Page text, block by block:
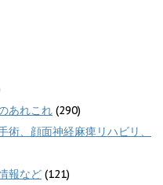
あれこれ (290)
、顔面神経麻痺リハビリ、
報など (121)